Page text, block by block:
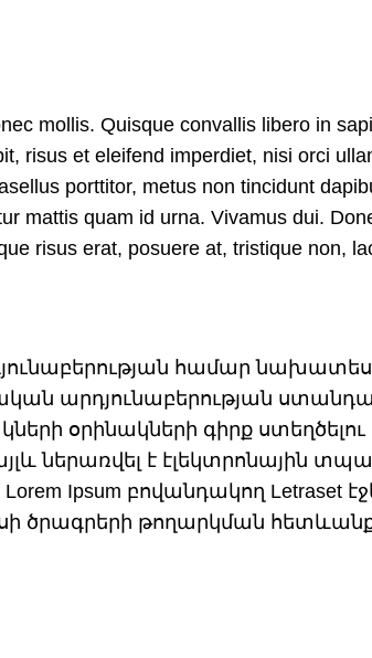
mollis. Quisque convallis libero in
risus et eleifend imperdiet, nisi orci
porttitor, metus non tincidunt
mattis quam id urna. Vivamus dui.
risus erat, posuere at, tristique non,
համար
արդյունաբերության
օրինակների գիրք ստեղծելու
ներառվել է էլեկտրոնային
Ipsum բովանդակող Letraset
թողարկման